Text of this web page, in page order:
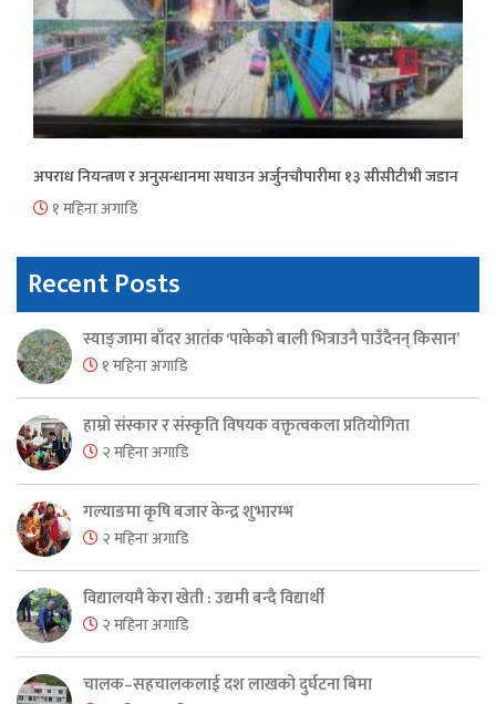
अपराध नियन्त्रण र अनुसन्धानमा सघाउन अर्जुनचौपारीमा १३ सीसीटीभी जडान
१ महिना अगाडि
Recent Posts
स्याङ्जामा बाँदर आतंक ‘पाकेको बाली भित्राउनै पाउँदैनन् किसान’
१ महिना अगाडि
हाम्रो संस्कार र संस्कृति विषयक वक्तृत्वकला प्रतियोगिता
२ महिना अगाडि
गल्याङमा कृषि बजार केन्द्र शुभारम्भ
२ महिना अगाडि
विद्यालयमै केरा खेती : उद्यमी बन्दै विद्यार्थी
२ महिना अगाडि
चालक–सहचालकलाई दश लाखको दुर्घटना बिमा